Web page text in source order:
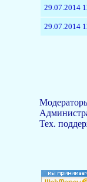
29.07.2014
29.07.2014
Тех.